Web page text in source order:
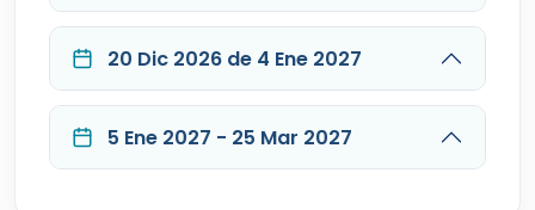
20 Dic 2026 de 4 Ene 2027
5 Ene 2027 - 25 Mar 2027